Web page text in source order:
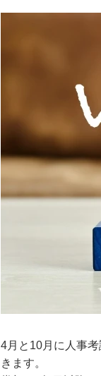
4月と10月に人事
きます。